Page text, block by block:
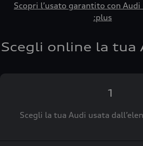
Scopri l’usato garantito con Audi
:plus
Scegli online la tua
1
Scegli la tua Audi usata